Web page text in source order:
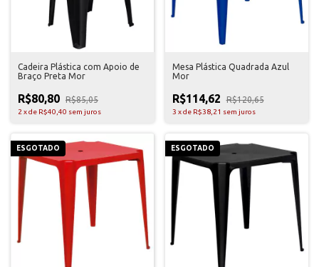
Cadeira Plástica com Apoio de
Braço Preta Mor
R$80,80 R$85,05
2 xde R$40,40 sem juros
Mesa Plástica Quadrada Azul
Mor
R$114,62 R$120,65
3 xde R$38,21 sem juros
ESGOTADO ESGOTADO